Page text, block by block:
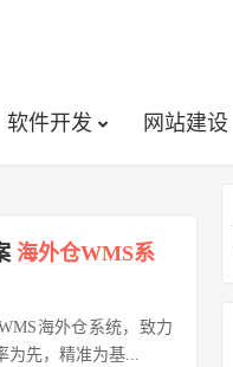
软件开发 网站建设
海外仓WMS系
海外仓系统，致力
为先，精准为基...